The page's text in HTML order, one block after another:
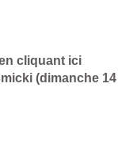
cliquant ici
(dimanche